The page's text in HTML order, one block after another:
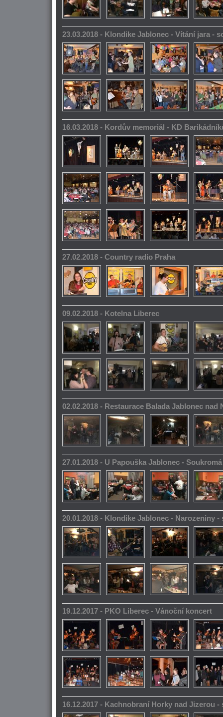
23.03.2018 - Klondike Jablonec - Vítání jara -
16.03.2018 - Kordův memoriál - KD
27.02.2018 - Country radio Praha
09.02.2018 - Kotelna Liberec
02.02.2018 - Restaurace Balada Jablonec nad
27.01.2018 - U Papouška Jablonec -
20.01.2018 - Klondike Jablonec - Narozeniny -
19.12.2017 - PKO Liberec - Vánoční koncert
16.12.2017 - Kachnobraní Horky nad Jizerou -